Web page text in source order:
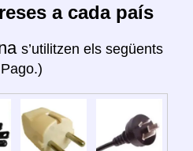
a cada país
s’utilitzen els següents